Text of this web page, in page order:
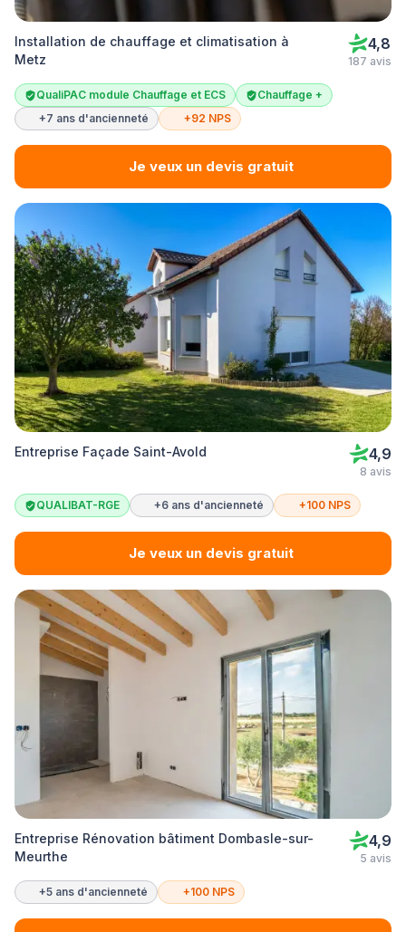
Installation de chauffage et climatisation à
Metz
4,8
187 avis
QualiPAC module Chauffage et ECS
Chauffage +
+7 ans d'ancienneté
+92 NPS
Je veux un devis gratuit
Entreprise Façade Saint-Avold 4,9
8 avis
QUALIBAT-RGE +6 ans d'ancienneté +100 NPS
Je veux un devis gratuit
Entreprise Rénovation bâtiment Dombasle-sur-
Meurthe
4,9
5 avis
+5 ans d'ancienneté +100 NPS